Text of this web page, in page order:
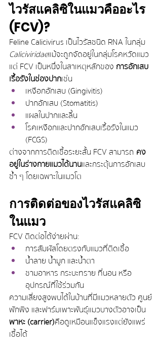
ไวรัสแคลิซิในแมวคืออะไร
(FCV)?
Feline Calicivirus เป็นไวรัสชนิด RNA ในกลุ่ม
Caliciviridaeแม้จะถูกจัดอยู่ในกลุ่มโรคหวัดแมว
แต่ FCV เป็นหนึ่งในสาเหตุหลักของ การอักเสบ
เรื้อรังในช่องปาก เช่น
เหงือกอักเสบ (Gingivitis)
ปากอักเสบ (Stomatitis)
แผลในปากและลิ้น
โรคเหงือกและปากอักเสบเรื้อรังในแมว
(FCGS)
ต่างจากการติดเชื้อระยะสั้น FCV สามารถ คง
อยู่ในร่างกายแมวได้นาน และกระตุ้นการอักเสบ
ซ้ำ ๆ โดยเฉพาะในแมวโต
การติดต่อของไวรัสแคลิซิ
ในแมว
FCV ติดต่อได้ง่ายผ่าน:
การสัมผัสโดยตรงกับแมวที่ติดเชื้อ
น้ำลาย น้ำมูก และน้ำตา
ชามอาหาร กระบะทราย ที่นอน หรือ
อุปกรณ์ที่ใช้ร่วมกัน
ความเสี่ยงสูงพบได้ในบ้านที่มีแมวหลายตัว ศูนย์
พักพิง และฟาร์มเพาะพันธุ์แมวบางตัวอาจเป็น
พาหะ (carrier) คือดูเหมือนแข็งแรงแต่ยังแพร่
เชื้อได้